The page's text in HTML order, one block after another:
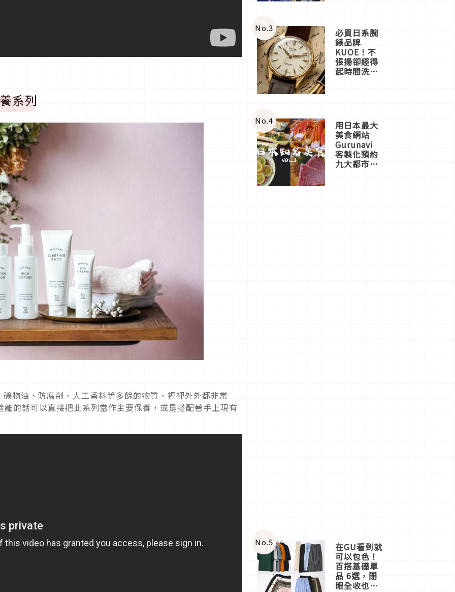
系列
物油、防腐劑、人工香料等多餘的物質，裡裡外外都非常
的話可以直接把此系列當作主要保養，或是搭配著手上現有
No.3 必買日系腕
錶品牌
KUOE！不
張揚卻經得
起時間洗鍊
No.4 用日本最大
美食網站
Gurunavi
客製化預約
九大都市餐
No.5 在GU看到就
可以包色！
百搭基礎單
品 6選，閉
眼全收也不